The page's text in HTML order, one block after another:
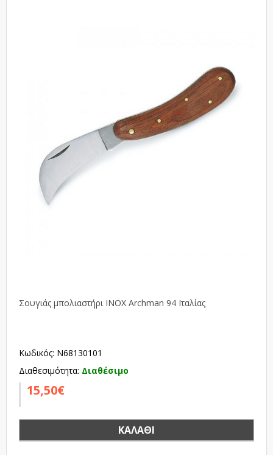
Σουγιάς μπολιαστήρι INOX Archman 94 Ιταλίας
Κωδικός: N68130101
Διαθεσιμότητα: Διαθέσιμο
15,50€
ΚΑΛΆΘΙ